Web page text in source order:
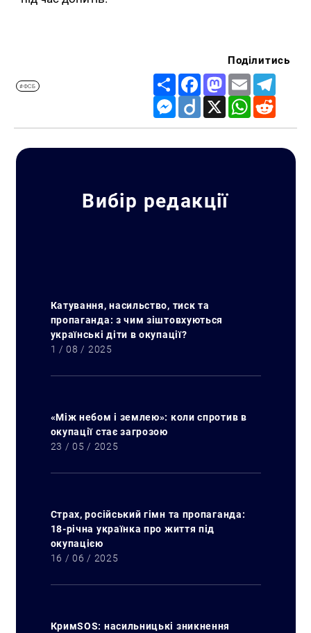
#ФСБ
Поділитись
Share FacebookMastodon
Email
Messenger
Diigo X WhatsApp
Вибір редакції
Катування, насильство, тиск та
пропаганда: з чим зіштовхуються
українські діти в окупації?
1 / 08 / 2025
«Між небом і землею»: коли спротив в
окупації стає загрозою
23 / 05 / 2025
Страх, російський гімн та пропаганда:
18-річна українка про життя під
окупацією
16 / 06 / 2025
КримSOS: насильницькі зникнення